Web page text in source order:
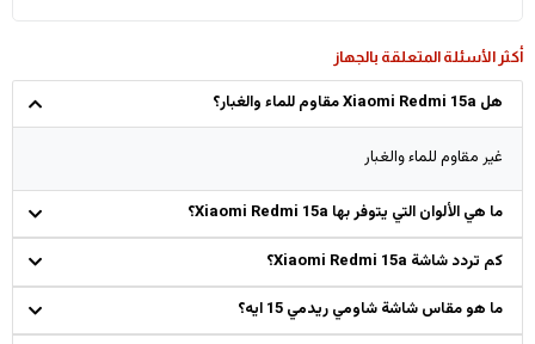
أكثر الأسئلة المتعلقة بالجهاز
هل Xiaomi Redmi 15a مقاوم للماء والغبار؟
غير مقاوم للماء والغبار
ما هي الألوان التي يتوفر بها Xiaomi Redmi 15a؟
كم تردد شاشة Xiaomi Redmi 15a؟
ما هو مقاس شاشة شاومي ريدمي 15 ايه؟